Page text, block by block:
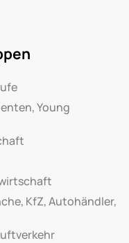
Young
KfZ, Autohändler,